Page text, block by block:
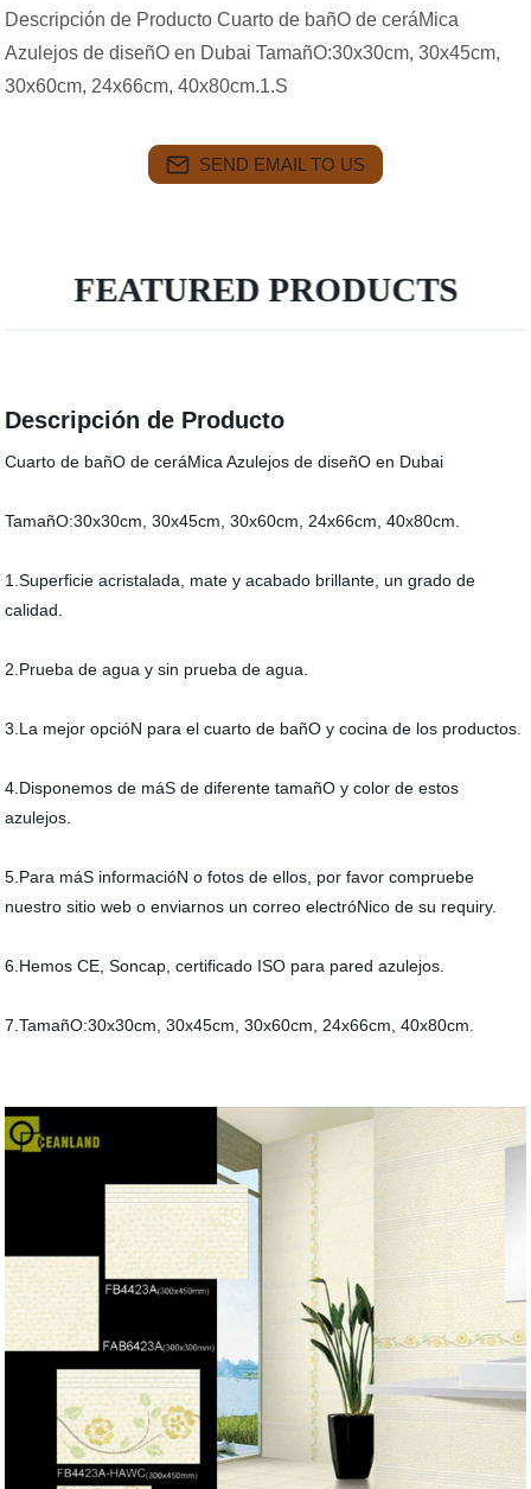
Descripción de Producto Cuarto de bañO de ceráMica
Azulejos de diseñO en Dubai TamañO:30x30cm, 30x45cm,
30x60cm, 24x66cm, 40x80cm.1.S
SEND EMAIL TO US
FEATURED PRODUCTS
Descripción de Producto
Cuarto de bañO de ceráMica Azulejos de diseñO en Dubai
TamañO:30x30cm, 30x45cm, 30x60cm, 24x66cm, 40x80cm.
1.Superficie acristalada, mate y acabado brillante, un grado de
calidad.
2.Prueba de agua y sin prueba de agua.
3.La mejor opcióN para el cuarto de bañO y cocina de los productos.
4.Disponemos de máS de diferente tamañO y color de estos
azulejos.
5.Para máS informacióN o fotos de ellos, por favor compruebe
nuestro sitio web o enviarnos un correo electróNico de su requiry.
6.Hemos CE, Soncap, certificado ISO para pared azulejos.
7.TamañO:30x30cm, 30x45cm, 30x60cm, 24x66cm, 40x80cm.